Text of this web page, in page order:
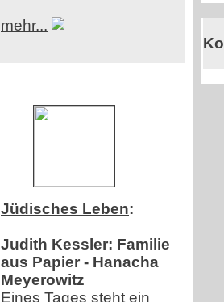
mehr...
Jüdisches Leben:
Judith Kessler: Familie
aus Papier - Hanacha
Meyerowitz
Eines Tages steht ein